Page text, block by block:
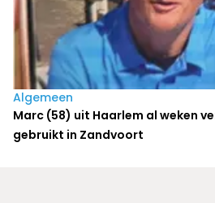
Algemeen
Marc (58) uit Haarlem al weken
gebruikt in Zandvoort